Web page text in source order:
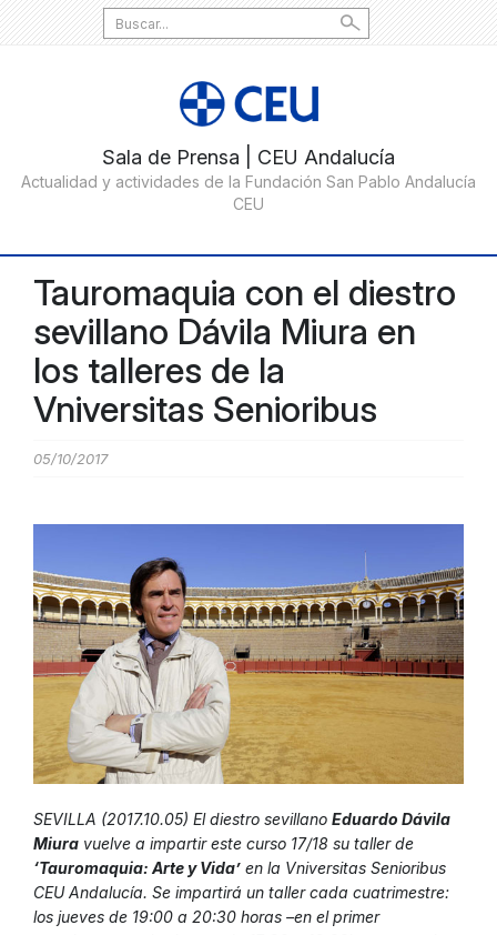
Search
for:
Tauromaquia con el diestro
sevillano Dávila Miura en
los talleres de la
Vniversitas Senioribus
05/10/2017
SEVILLA (2017.10.05) El diestro sevillano Eduardo Dávila
Miura vuelve a impartir este curso 17/18 su taller de
‘Tauromaquia: Arte y Vida’ en la Vniversitas Senioribus
CEU Andalucía. Se impartirá un taller cada cuatrimestre:
los jueves de 19:00 a 20:30 horas –en el primer